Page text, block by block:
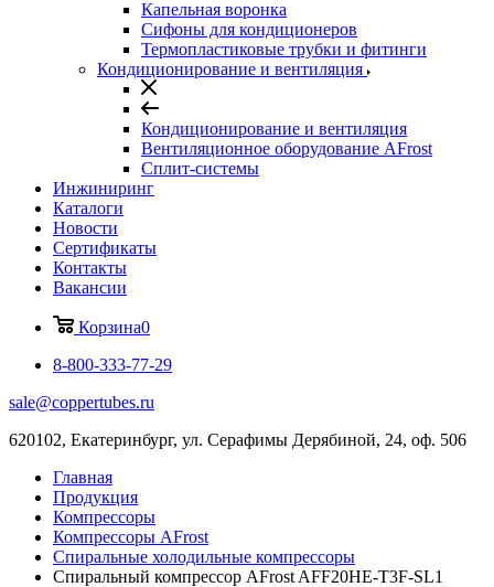
Капельная воронка
Сифоны для кондиционеров
Термопластиковые трубки и фитинги
Кондиционирование и вентиляция
Кондиционирование и вентиляция
Вентиляционное оборудование AFrost
Сплит-системы
Инжиниринг
Каталоги
Новости
Сертификаты
Контакты
Вакансии
Корзина0
8-800-333-77-29
sale@coppertubes.ru
620102, Екатеринбург, ул. Серафимы Дерябиной, 24, оф. 506
Главная
Продукция
Компрессоры
Компрессоры AFrost
Спиральные холодильные компрессоры
Спиральный компрессор AFrost AFF20HE-T3F-SL1